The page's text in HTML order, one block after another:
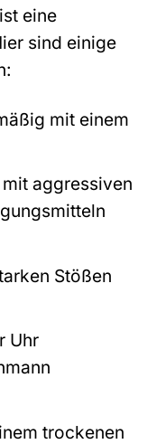
eine
sind einige
mit einem
aggressiven
Stößen
Uhr
trockenen